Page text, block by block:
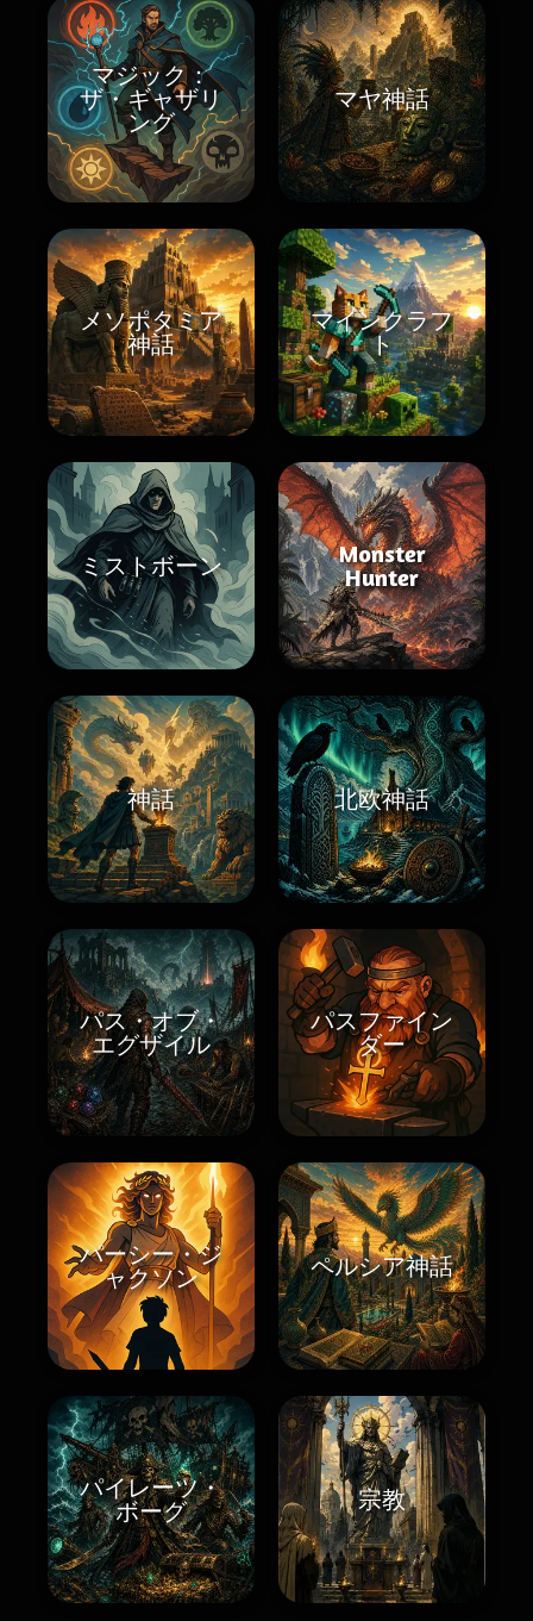
マジック：
ザ・ギャザリ
ング
マヤ神話
メソポタミア
神話
マインクラフ
ト
ミストボーン
Monster
Hunter
神話 北欧神話
パス・オブ・
エグザイル
パスファイン
ダー
パーシー・ジ
ャクソン
ペルシア神話
パイレーツ・
ボーグ
宗教